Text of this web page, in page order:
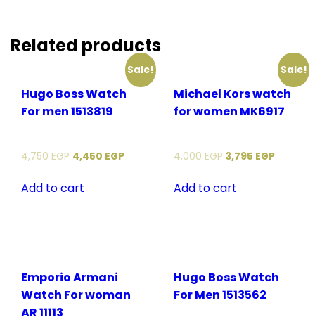
Related products
Sale!
Hugo Boss Watch
For men 1513819
4,750 EGP 4,450 EGP
Add to cart
Sale!
Michael Kors watch
for women MK6917
4,000 EGP 3,795 EGP
Add to cart
Emporio Armani
Watch For woman
AR 11113
Hugo Boss Watch
For Men 1513562